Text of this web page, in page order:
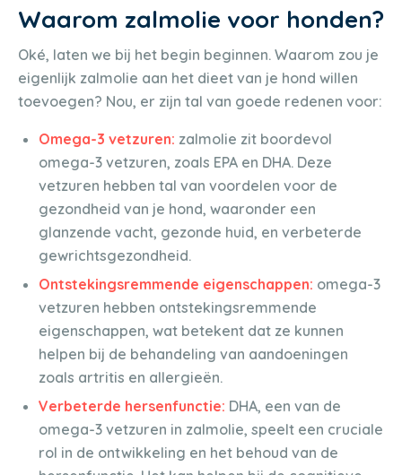
Waarom zalmolie voor honden?
Oké, laten we bij het begin beginnen. Waarom zou je
eigenlijk zalmolie aan het dieet van je hond willen
toevoegen? Nou, er zijn tal van goede redenen voor:
Omega-3 vetzuren: zalmolie zit boordevol
omega-3 vetzuren, zoals EPA en DHA. Deze
vetzuren hebben tal van voordelen voor de
gezondheid van je hond, waaronder een
glanzende vacht, gezonde huid, en verbeterde
gewrichtsgezondheid.
Ontstekingsremmende eigenschappen: omega-3
vetzuren hebben ontstekingsremmende
eigenschappen, wat betekent dat ze kunnen
helpen bij de behandeling van aandoeningen
zoals artritis en allergieën.
Verbeterde hersenfunctie: DHA, een van de
omega-3 vetzuren in zalmolie, speelt een cruciale
rol in de ontwikkeling en het behoud van de